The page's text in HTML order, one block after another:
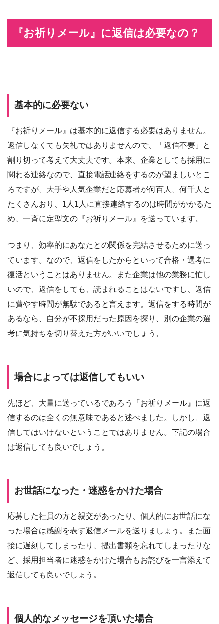
『お祈りメール』に返信は必要なの？
基本的に必要ない
『お祈りメール』は基本的に返信する必要はありません。
返信しなくても失礼ではありませんので、「返信不要」と
割り切って考えて大丈夫です。本来、企業としても採用に
関わる連絡なので、直接電話連絡をするのが望ましいとこ
ろですが、大手や人気企業だと応募者が何百人、何千人と
たくさんおり、1人1人に直接連絡するのは時間がかかるた
め、一斉に定型文の『お祈りメール』を送っています。
つまり、効率的にあなたとの関係を完結させるために送っ
ています。なので、返信をしたからといって合格・選考に
復活ということはありません。また企業は他の業務に忙し
いので、返信をしても、読まれることはないですし、返信
に費やす時間が無駄であると言えます。返信をする時間が
あるなら、自分が不採用だった原因を探り、別の企業の選
考に気持ちを切り替えた方がいいでしょう。
場合によっては返信してもいい
先ほど、大量に送っているであろう『お祈りメール』に返
信するのは全くの無意味であると述べました。しかし、返
信してはいけないということではありません。下記の場合
は返信しても良いでしょう。
お世話になった・迷惑をかけた場合
応募した社員の方と親交があったり、個人的にお世話にな
った場合は感謝を表す返信メールを送りましょう。また面
接に遅刻してしまったり、提出書類を忘れてしまったりな
ど、採用担当者に迷惑をかけた場合もお詫びを一言添えて
返信しても良いでしょう。
個人的なメッセージを頂いた場合